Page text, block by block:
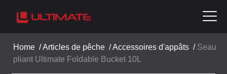
Home /Articles de pêche /Accessoires d'appâts / Seau
pliant Ultimate Foldable Bucket 10L